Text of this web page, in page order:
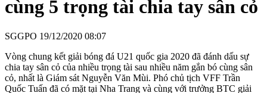
cùng 5 trọng tài chia tay sân cỏ
SGGPO 19/12/2020 08:07
Vòng chung kết giải bóng đá U21 quốc gia 2020 đã đánh dấu sự
chia tay sân cỏ của nhiều trọng tài sau nhiều năm gắn bó cùng sân
cỏ, nhất là Giám sát Nguyễn Văn Mùi. Phó chủ tịch VFF Trần
Quốc Tuấn đã có mặt tại Nha Trang và cùng với trưởng BTC giải